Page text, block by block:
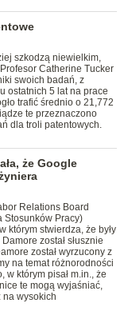
szkodzą niewielkim,
Catherine Tucker
swoich badań, z
ostatnich 5 lat na prace
trafić średnio o 21,772
te przeznaczono
dla troli patentowych.
że Google
Relations Board
Stosunków Pracy)
którym stwierdza, że były
został słusznie
został wyrzucony z
na temat różnorodności
w którym pisał m.in., że
te mogą wyjaśniać,
na wysokich